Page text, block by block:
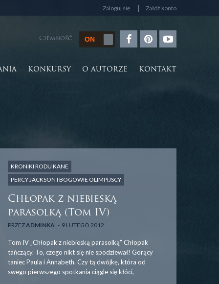
Zaloguj się Załóż konto
Ciemność
KONKURSY O AUTORZE KONTAKT
KRONIKI RODU KANE
PERCY JACKSON I BOGOWIE OLIMPIJSCY
Chłopak z niebieską
parasolką (Tom IV)
PRZEZADMINKA 9 LUTEGO 2012
Tom IV „Chłopak z niebieską parasolką” Chłopak
tańczący. To, czego nikt się nie spodziewał! Gorący
taniec Paula i Annabeth. Czy tą dwójkę, która od
swego pierwszego spotkania ciągle się kłóci,